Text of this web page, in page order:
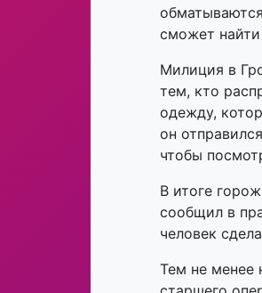
сможет
Милиция в
тем, кто
одежду,
он
чтобы
В итоге
сообщил в
человек
Тем не менее